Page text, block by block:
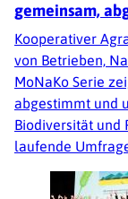
gemeinsam,
Kooperativer
von Betrieben,
MoNaKo Serie
abgestimmt und
Biodiversität und
laufende